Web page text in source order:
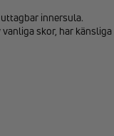
innersula.
skor, har känsliga